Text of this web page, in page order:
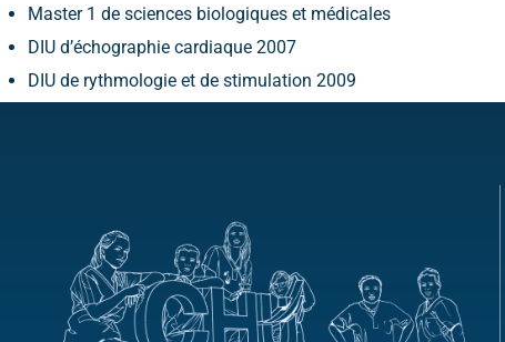
Master 1 de sciences biologiques et médicales
DIU d’échographie cardiaque 2007
DIU de rythmologie et de stimulation 2009